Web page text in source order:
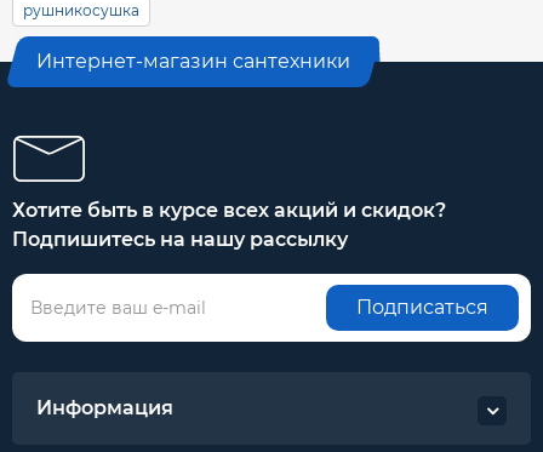
рушникосушка
Интернет-магазин сантехники
Хотите быть в курсе всех акций и скидок?
Подпишитесь на нашу рассылку
Подписаться
Информация